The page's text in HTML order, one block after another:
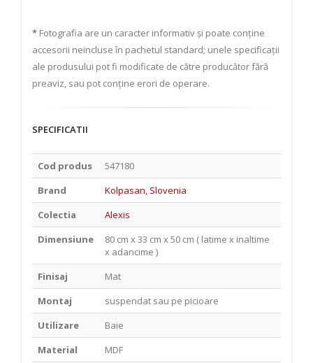
* Fotografia are un caracter informativ și poate conține
accesorii neincluse în pachetul standard; unele specificații
ale produsului pot fi modificate de către producător fără
preaviz, sau pot conține erori de operare.
SPECIFICATII
Cod produs
547180
Brand
Kolpasan, Slovenia
Colectia
Alexis
Dimensiune
80 cm x 33 cm x 50 cm ( latime x inaltime
x adancime )
Finisaj
Mat
Montaj
suspendat sau pe picioare
Utilizare
Baie
Material
MDF